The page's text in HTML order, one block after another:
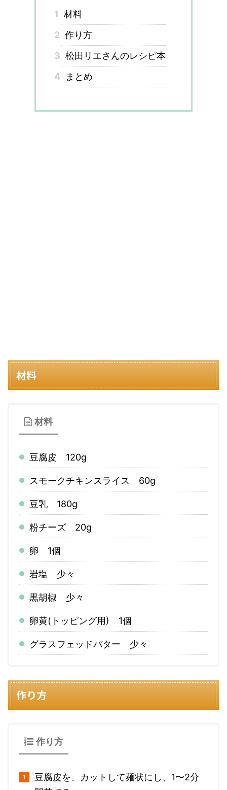
1 材料
2 作り方
3 松田リエさんのレシピ本
4
まとめ
材料
材料
豆腐皮 120g
スモークチキンスライス 60g
豆乳 180g
粉チーズ 20g
卵 1個
岩塩 少々
黒胡椒 少々
卵黄(トッピング用) 1個
グラスフェッドバター 少々
作り方
作り方
豆腐皮を、カットして麺状にし、1〜2分